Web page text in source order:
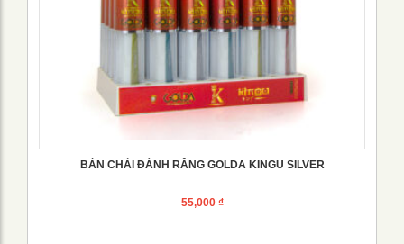
BÀN CHẢI ĐÁNH RĂNG GOLDA KINGU SILVER
55,000 ₫